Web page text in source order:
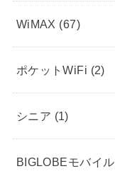
WiMAX (67)
ポケットWiFi (2)
シニア (1)
BIGLOBEモバイル